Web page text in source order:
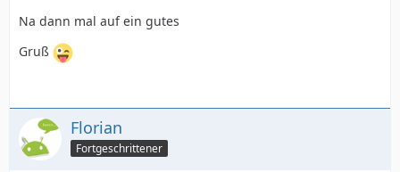
Na dann mal auf ein gutes
Gruß
Florian
Fortgeschrittener